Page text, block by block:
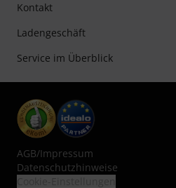
Kontakt
Ladengeschäft
Service im Überblick
AGB/Impressum
Datenschutzhinweise